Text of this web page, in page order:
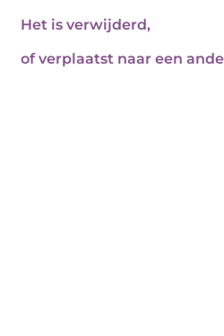
Het is verwijderd,
of verplaatst naar een